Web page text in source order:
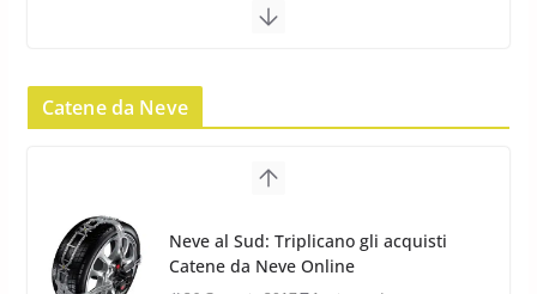
Yokohama Geolandar G073: nuovi
pneumatici invernali SUV
Pirelli Scorpion Winter 2: Nuovi
Pneumatici Invernali SUV 2022
Catene da Neve
26 Gennaio 2017 1 min read